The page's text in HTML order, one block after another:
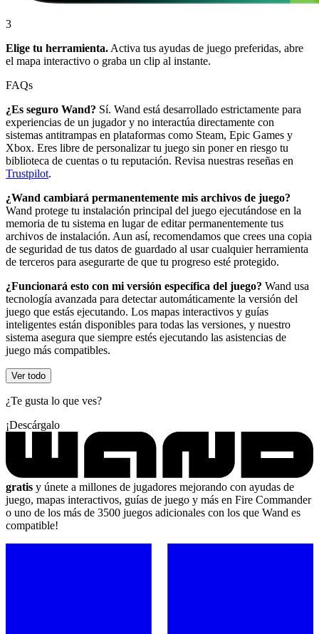
3
Elige tu herramienta. Activa tus ayudas de juego preferidas, abre
el mapa interactivo o graba un clip al instante.
FAQs
¿Es seguro Wand? Sí. Wand está desarrollado estrictamente para
experiencias de un jugador y no interactúa directamente con
sistemas antitrampas en plataformas como Steam, Epic Games y
Xbox. Eres libre de personalizar tu juego sin poner en riesgo tu
biblioteca de cuentas o tu reputación. Revisa nuestras reseñas en
Trustpilot.
¿Wand cambiará permanentemente mis archivos de juego?
Wand protege tu instalación principal del juego ejecutándose en la
memoria de tu sistema en lugar de editar permanentemente tus
archivos de instalación. Aun así, recomendamos que crees una copia
de seguridad de tus datos de guardado al usar cualquier herramienta
de terceros para asegurarte de que tu progreso esté protegido.
¿Funcionará esto con mi versión específica del juego? Wand usa
tecnología avanzada para detectar automáticamente la versión del
juego que estás ejecutando. Los mapas interactivos y guías
inteligentes están disponibles para todas las versiones, y nuestro
sistema asegura que siempre estés ejecutando las asistencias de
juego más compatibles.
Ver todo
¿Te gusta lo que ves?
¡Descárgalo
gratis y únete a millones de jugadores mejorando con ayudas de
juego, mapas interactivos, guías de juego y más en Fire Commander
o uno de los más de 3500 juegos adicionales con los que Wand es
compatible!